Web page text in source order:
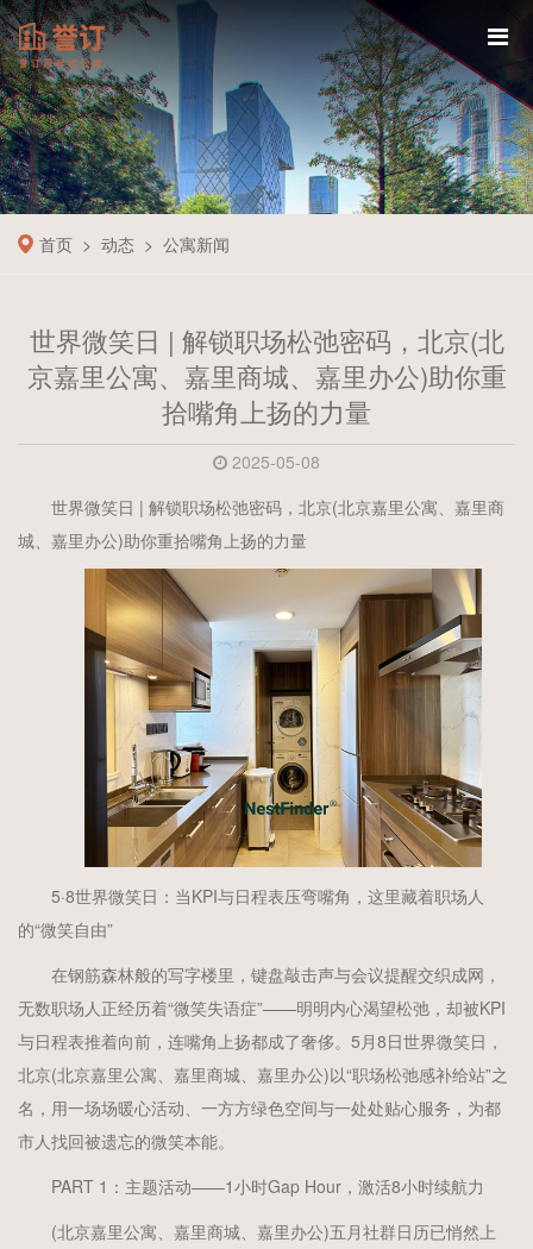
首页 动态 公寓新闻
世界微笑日 | 解锁职场松弛密码，北京(北
京嘉里公寓、嘉里商城、嘉里办公)助你重
拾嘴角上扬的力量
2025-05-08
世界微笑日 | 解锁职场松弛密码，北京(北京嘉里公寓、嘉里商
城、嘉里办公)助你重拾嘴角上扬的力量
5·8世界微笑日：当KPI与日程表压弯嘴角，这里藏着职场人
的“微笑自由”
在钢筋森林般的写字楼里，键盘敲击声与会议提醒交织成网，
无数职场人正经历着“微笑失语症”——明明内心渴望松弛，却被KPI
与日程表推着向前，连嘴角上扬都成了奢侈。5月8日世界微笑日，
北京(北京嘉里公寓、嘉里商城、嘉里办公)以“职场松弛感补给站”之
名，用一场场暖心活动、一方方绿色空间与一处处贴心服务，为都
市人找回被遗忘的微笑本能。
PART 1：主题活动——1小时Gap Hour，激活8小时续航力
(北京嘉里公寓、嘉里商城、嘉里办公)五月社群日历已悄然上